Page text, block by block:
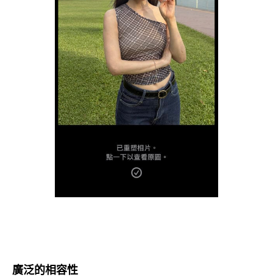
廣泛的相容性